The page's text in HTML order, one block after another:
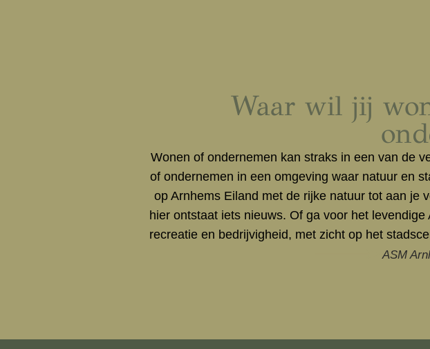
Waar wil jij
Wonen of ondernemen kan straks in een van de
of ondernemen in een omgeving waar natuur en
op Arnhems Eiland met de rijke natuur tot aan je
hier ontstaat iets nieuws. Of ga voor het
recreatie en bedrijvigheid, met zicht op het
ASM